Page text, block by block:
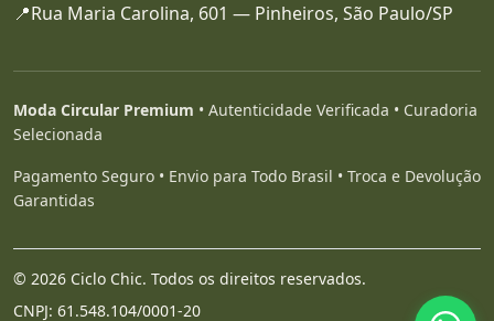
📍Rua Maria Carolina, 601 — Pinheiros, São Paulo/SP
Moda Circular Premium • Autenticidade Verificada • Curadoria
Selecionada
Pagamento Seguro • Envio para Todo Brasil • Troca e Devolução
Garantidas
© 2026 Ciclo Chic. Todos os direitos reservados.
CNPJ: 61.548.104/0001-20